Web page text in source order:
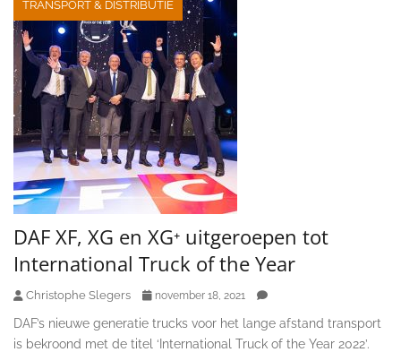
TRANSPORT & DISTRIBUTIE
DAF XF, XG en XG⁺ uitgeroepen tot
International Truck of the Year
Christophe Slegers november 18, 2021
DAF’s nieuwe generatie trucks voor het lange afstand transport
is bekroond met de titel ‘International Truck of the Year 2022’.